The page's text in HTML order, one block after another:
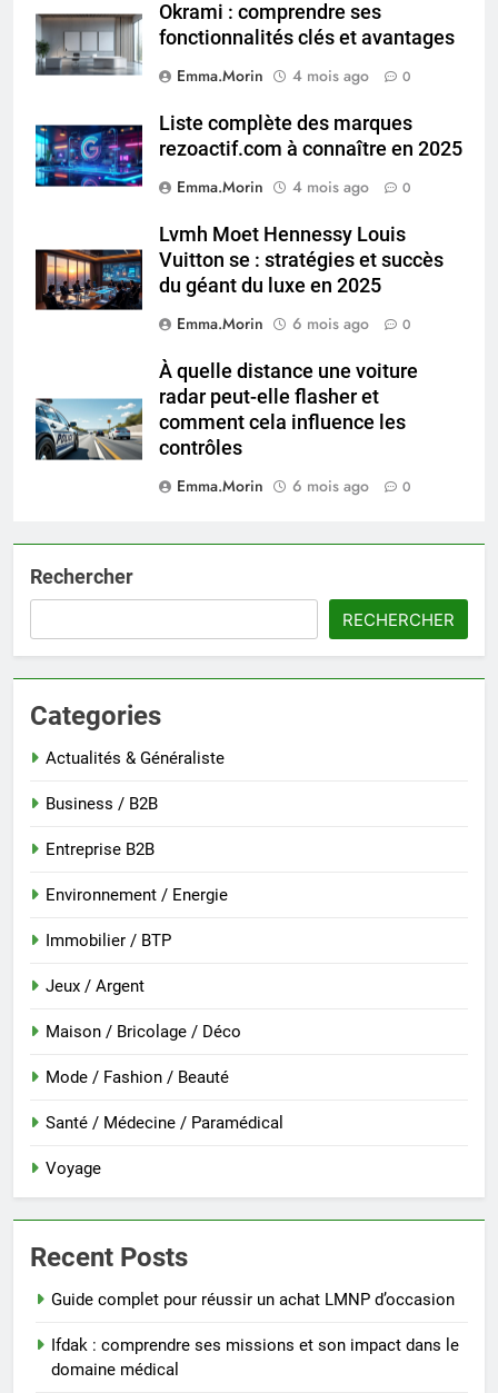
Okrami : comprendre ses
fonctionnalités clés et avantages
Emma.Morin
4 mois ago 0
Liste complète des marques
rezoactif.com à connaître en 2025
Emma.Morin
4 mois ago 0
Lvmh Moet Hennessy Louis
Vuitton se : stratégies et succès
du géant du luxe en 2025
Emma.Morin
6 mois ago 0
À quelle distance une voiture
radar peut-elle flasher et
comment cela influence les
contrôles
Emma.Morin
6 mois ago 0
Rechercher
RECHERCHER
Categories
Actualités & Généraliste
Business / B2B
Entreprise B2B
Environnement / Energie
Immobilier / BTP
Jeux / Argent
Maison / Bricolage / Déco
Mode / Fashion / Beauté
Santé / Médecine / Paramédical
Voyage
Recent Posts
Guide complet pour réussir un achat LMNP d’occasion
Ifdak : comprendre ses missions et son impact dans le
domaine médical